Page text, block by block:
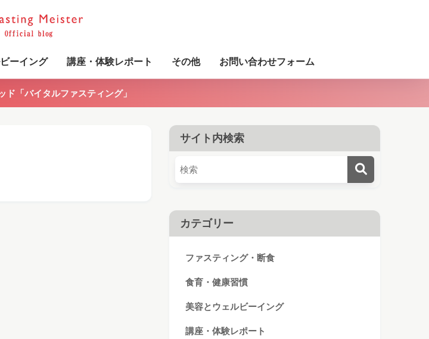
ーイング 講座・体験レポート その他 お問い合わせフォーム
ド「バイタルファスティング」
サイト内検索
カテゴリー
ファスティング・断食
食育・健康習慣
美容とウェルビーイング
講座・体験レポート